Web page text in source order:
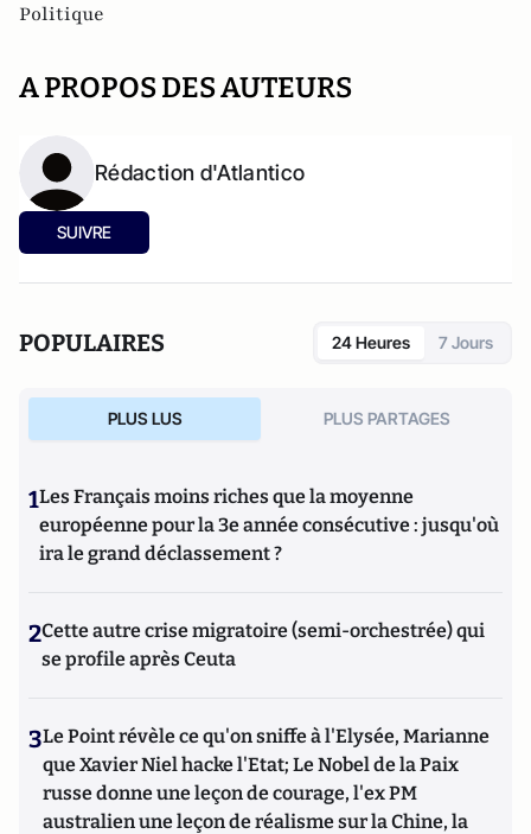
Politique
A PROPOS DES AUTEURS
Rédaction d'Atlantico
SUIVRE
POPULAIRES 24 Heures 7 Jours
PLUS LUS PLUS PARTAGES
1Les Français moins riches que la moyenne
européenne pour la 3e année consécutive : jusqu'où
ira le grand déclassement ?
2Cette autre crise migratoire (semi-orchestrée) qui
se profile après Ceuta
3Le Point révèle ce qu'on sniffe à l'Elysée, Marianne
que Xavier Niel hacke l'Etat; Le Nobel de la Paix
russe donne une leçon de courage, l'ex PM
australien une leçon de réalisme sur la Chine, la